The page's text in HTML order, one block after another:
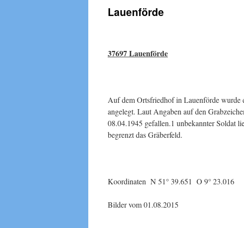
Lauenförde
37697 Lauenförde
Auf dem Ortsfriedhof in Lauenförde wurde
angelegt. Laut Angaben auf den
08.04.1945 gefallen.1 unbekannter Soldat
begrenzt das Gräberfeld.
Koordinaten N 51° 39.651 O 9° 23.016
Bilder vom 01.08.2015